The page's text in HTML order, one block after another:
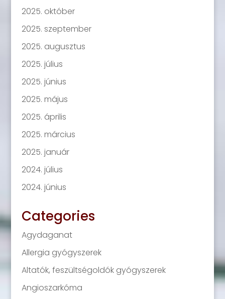
2025. október
2025. szeptember
2025. augusztus
2025. július
2025. június
2025. május
2025. április
2025. március
2025. január
2024. július
2024. június
Categories
Agydaganat
Allergia gyógyszerek
Altatók, feszültségoldók gyógyszerek
Angioszarkóma